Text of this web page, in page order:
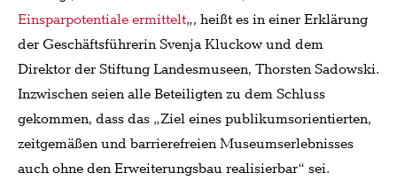
Einsparpotentiale ermittelt„, heißt es in einer Erklärung
der Geschäftsführerin Svenja Kluckow und dem
Direktor der Stiftung Landesmuseen, Thorsten Sadowski.
Inzwischen seien alle Beteiligten zu dem Schluss
gekommen, dass das „Ziel eines publikumsorientierten,
zeitgemäßen und barrierefreien Museumserlebnisses
auch ohne den Erweiterungsbau realisierbar“ sei.